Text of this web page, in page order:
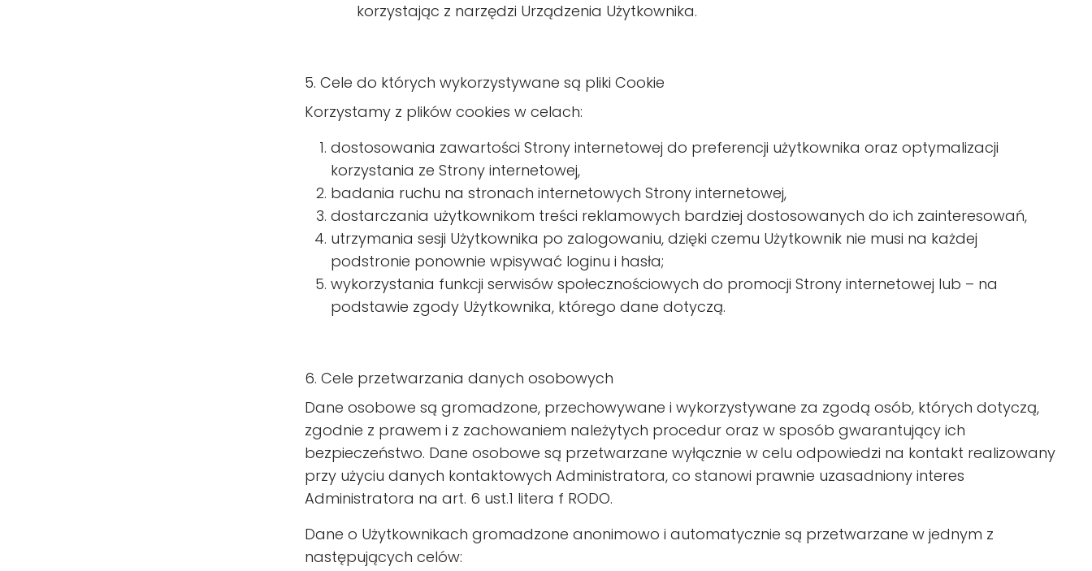
korzystając z narzędzi Urządzenia Użytkownika.
5. Cele do których wykorzystywane są pliki Cookie
Korzystamy z plików cookies w celach:
dostosowania zawartości Strony internetowej do preferencji użytkownika oraz optymalizacji
korzystania ze Strony internetowej,
badania ruchu na stronach internetowych Strony internetowej,
dostarczania użytkownikom treści reklamowych bardziej dostosowanych do ich zainteresowań,
utrzymania sesji Użytkownika po zalogowaniu, dzięki czemu Użytkownik nie musi na każdej
podstronie ponownie wpisywać loginu i hasła;
wykorzystania funkcji serwisów społecznościowych do promocji Strony internetowej lub – na
podstawie zgody Użytkownika, którego dane dotyczą.
6. Cele przetwarzania danych osobowych
Dane osobowe są gromadzone, przechowywane i wykorzystywane za zgodą osób, których dotyczą,
zgodnie z prawem i z zachowaniem należytych procedur oraz w sposób gwarantujący ich
bezpieczeństwo. Dane osobowe są przetwarzane wyłącznie w celu odpowiedzi na kontakt realizowany
przy użyciu danych kontaktowych Administratora, co stanowi prawnie uzasadniony interes
Administratora na art. 6 ust.1 litera f RODO.
Dane o Użytkownikach gromadzone anonimowo i automatycznie są przetwarzane w jednym z
następujących celów: